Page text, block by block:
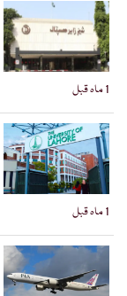
1 ماہ قبل
1 ماہ قبل